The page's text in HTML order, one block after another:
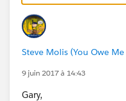
Steve Molis (You Owe
9 juin 2017 à 14:43
Gary,